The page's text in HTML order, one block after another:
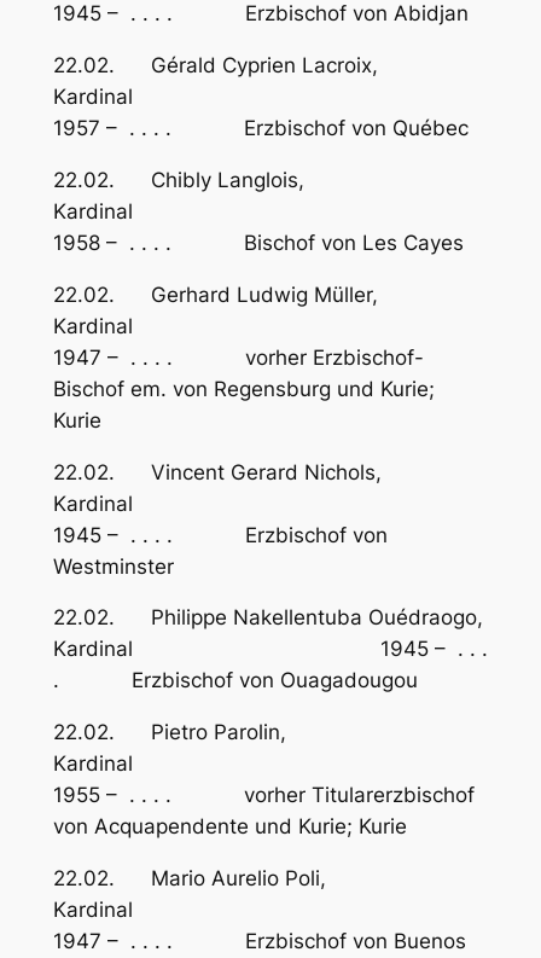
1945 – . . . . Erzbischof von Abidjan
22.02. Gérald Cyprien Lacroix,
Kardinal
1957 – . . . . Erzbischof von Québec
22.02. Chibly Langlois,
1958 – . . . . Bischof von Les Cayes
22.02. Gerhard Ludwig Müller,
Kardinal
1947 – . . . . vorher Erzbischof-
Bischof em. von Regensburg und Kurie;
Kurie
22.02. Vincent Gerard Nichols,
Kardinal
1945 – . . . . Erzbischof von
Westminster
22.02. Philippe Nakellentuba Ouédraogo,
Kardinal 1945 – . . .
. Erzbischof von Ouagadougou
22.02. Pietro Parolin,
1955 – . . . . vorher Titularerzbischof
von Acquapendente und Kurie; Kurie
22.02. Mario Aurelio Poli,
Kardinal
1947 – . . . . Erzbischof von Buenos